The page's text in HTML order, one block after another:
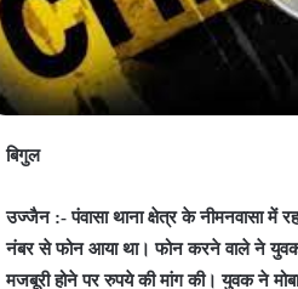
बिगुल
उज्जैन :- पंवासा थाना क्षेत्र के नीमनवासा में
नंबर से फोन आया था। फोन करने वाले ने युवक
मजबूरी होने पर रुपये की मांग की। युवक ने